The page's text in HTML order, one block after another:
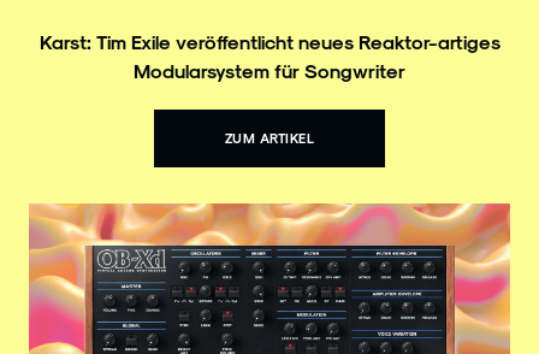
Karst: Tim Exile veröffentlicht neues Reaktor-artiges
Modularsystem für Songwriter
ZUM ARTIKEL